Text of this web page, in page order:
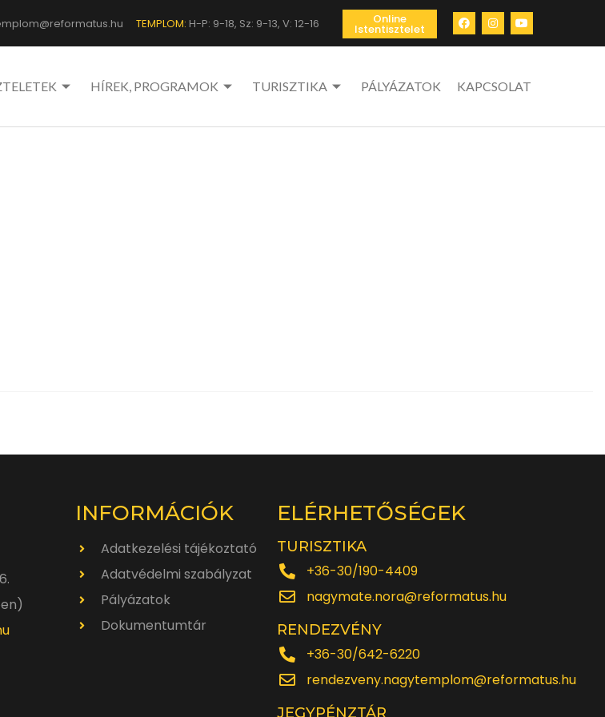
TEMPLOM: H-P: 9-18, Sz: 9-13, V: 12-16 Online
Istentisztelet
HÍREK, PROGRAMOK TURISZTIKA PÁLYÁZATOK KAPCSOLAT
INFORMÁCIÓK
Adatkezelési tájékoztató
Adatvédelmi szabályzat
Pályázatok
Dokumentumtár
ELÉRHETŐSÉGEK
TURISZTIKA
+36-30/190-4409
nagymate.nora@reformatus.hu
RENDEZVÉNY
+36-30/642-6220
rendezveny.nagytemplom@reformatus.hu
JEGYPÉNZTÁR